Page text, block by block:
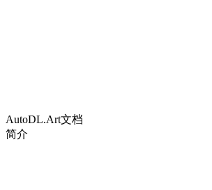
AutoDL.Art文档
简介